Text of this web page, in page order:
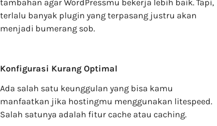
tambahan agar WordPressmu bekerja lebih baik. Tapi,
terlalu banyak plugin yang terpasang justru akan
menjadi bumerang sob.
Konfigurasi Kurang Optimal
Ada salah satu keunggulan yang bisa kamu
manfaatkan jika hostingmu menggunakan litespeed.
Salah satunya adalah fitur cache atau caching.